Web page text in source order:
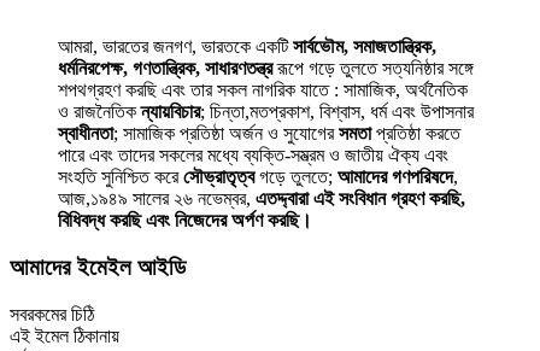
আমরা, ভারতের জনগণ, ভারতকে একটিসার্বভৌম, সমাজতান্ত্রিক,
ধর্মনিরপেক্ষ, গণতান্ত্রিক, সাধারণতন্ত্ররূপে গড়ে তুলতে সত্যনিষ্ঠার সঙ্গে
শপথগ্রহণ করছি এবং তার সকল নাগরিক যাতে : সামাজিক, অর্থনৈতিক
ও রাজনৈতিকন্যায়বিচার; চিন্তা,মতপ্রকাশ, বিশ্বাস, ধর্ম এবং উপাসনার
স্বাধীনতা; সামাজিক প্রতিষ্ঠা অর্জন ও সুযোগেরসমতাপ্রতিষ্ঠা করতে
পারে এবং তাদের সকলের মধ্যে ব্যক্তি-সম্ভ্রম ও জাতীয় ঐক্য এবং
সংহতি সুনিশ্চিত করেসৌভ্রাতৃত্বগড়ে তুলতে; আমাদের গণপরিষদে,
আজ,১৯৪৯ সালের ২৬ নভেম্বর, এতদ্দ্বারা এই সংবিধান গ্রহণ করছি,
বিধিবদ্ধ করছি এবং নিজেদের অর্পণ করছি।
আমাদের ইমেইল আইডি
সবরকমের চিঠি
এই ইমেল ঠিকানায়